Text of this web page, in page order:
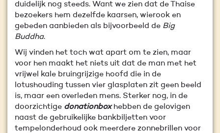
duidelijk nog steeds. Want we zien dat de Thaise
bezoekers hem dezelfde kaarsen, wierook en
gebeden aanbieden als bijvoorbeeld de Big
Buddha.
Wij vinden het toch wat apart om te zien, maar
voor hen maakt het niets uit dat de man met het
vrijwel kale bruingrijzige hoofd die in de
lotushouding tussen vier glasplaten zit geen beeld
is, maar een overleden mens. Sterker nog, in de
doorzichtige donationboxhebben de gelovigen
naast de gebruikelijke bankbiljetten voor
tempelonderhoud ook meerdere zonnebrillen voor